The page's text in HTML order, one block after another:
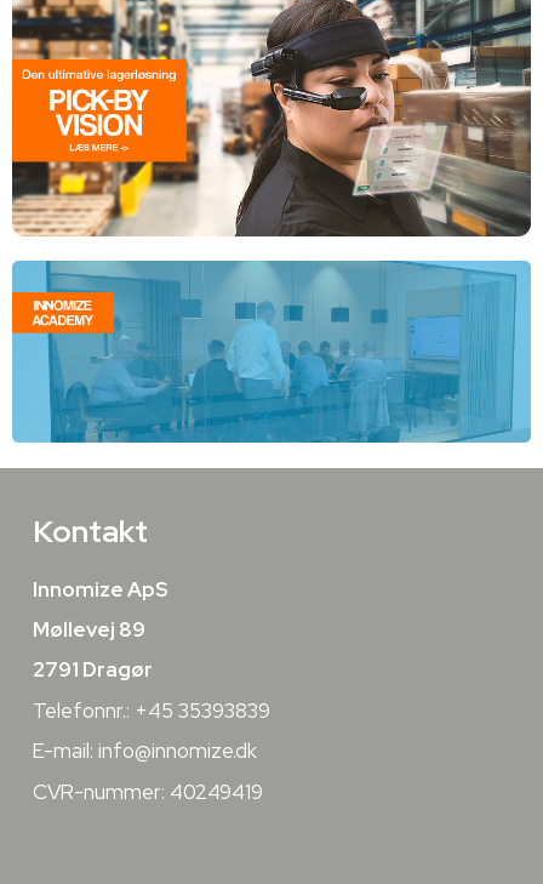
Kontakt
Innomize ApS
Møllevej 89
2791 Dragør
Telefonnr.: +45 35393839
E-mail: info@innomize.dk
CVR-nummer: 40249419